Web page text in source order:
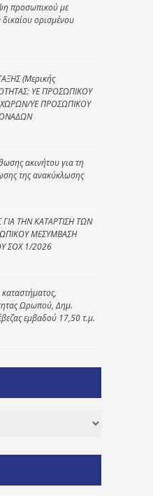
προσωπικού με
ορισμένου
(Μερικής
ΥΕ ΠΡΟΣΩΠΙΚΟΥ
ΥΕ ΠΡΟΣΩΠΙΚΟΥ
ακινήτου για τη
της ανακύκλωσης
ΤΗΝ ΚΑΤΑΡΤΙΣΗ ΤΩΝ
ΜΕΣΥΜΒΑΣΗ
ΣΟΧ 1/2026
Ωρωπού, Δημ.
εμβαδού 17,50 τ.μ.